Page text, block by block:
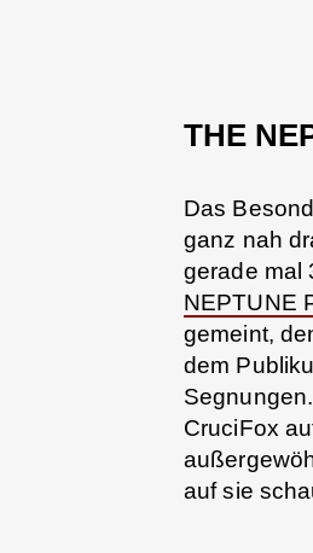
THE
Das
ganz nah
gerade mal
NEPTUNE
gemeint,
dem
CruciFox
auf sie